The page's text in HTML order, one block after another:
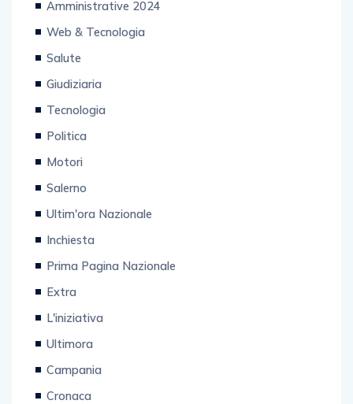
Amministrative 2024
Web & Tecnologia
Salute
Giudiziaria
Tecnologia
Politica
Motori
Salerno
Ultim'ora Nazionale
Inchiesta
Prima Pagina Nazionale
Extra
L'iniziativa
Ultimora
Campania
Cronaca